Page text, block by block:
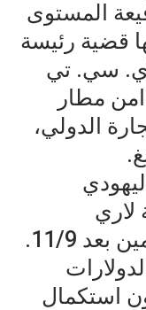
المستوى
قضية رئيسة
سي. تي
مطار
الدولي،
لاري
سيلفرشتاين مع شركة التامين بعد 11/9.
استكمال